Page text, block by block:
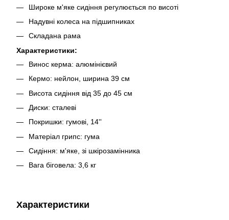
Широке м'яке сидіння регулюється по висоті
Надувні колеса на підшипниках
Складана рама
Характеристики:
Винос керма: алюмінієвий
Кермо: нейлон, ширина 39 см
Висота сидіння від 35 до 45 см
Диски: сталеві
Покришки: гумові, 14''
Матеріал грипс: гума
Сидіння: м'яке, зі шкірозамінника
Вага біговела: 3,6 кг
Характеристики